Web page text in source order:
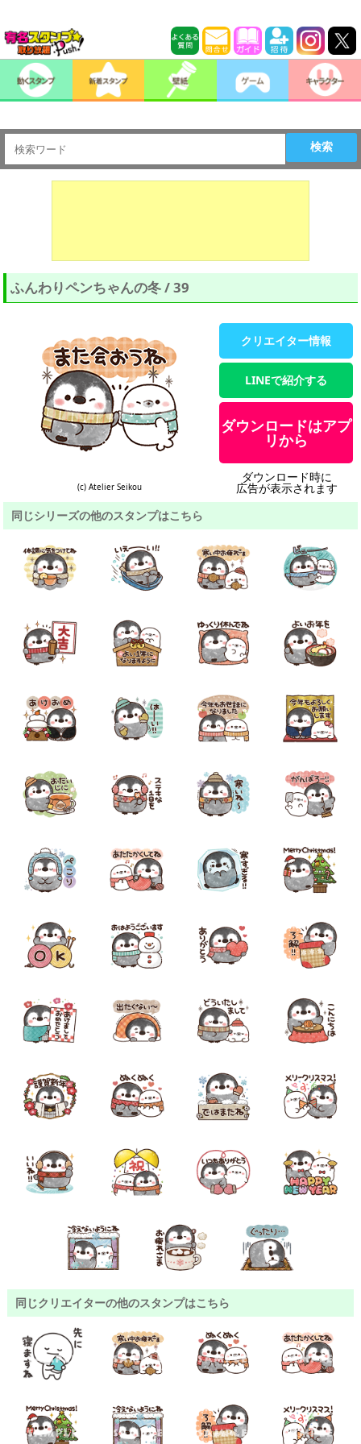
検索
ふんわりペンちゃんの冬 / 39
(c) Atelier Seikou
クリエイター情報
LINEで紹介する
ダウンロードはアプ
リから
ダウンロード時に
広告が表示されます
同じシリーズの他のスタンプはこちら
同じクリエイターの他のスタンプはこちら